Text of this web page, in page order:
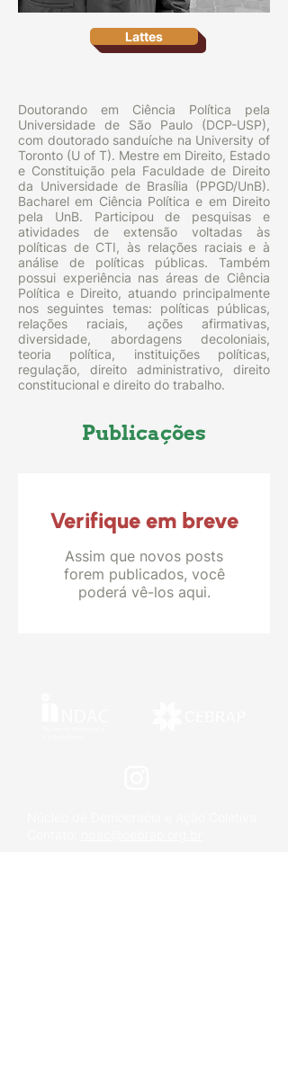
Lattes
Doutorando em Ciência Política pela
Universidade de São Paulo (DCP-USP),
com doutorado sanduíche na University of
Toronto (U of T). Mestre em Direito, Estado
e Constituição pela Faculdade de Direito
da Universidade de Brasília (PPGD/UnB).
Bacharel em Ciência Política e em Direito
pela UnB. Participou de pesquisas e
atividades de extensão voltadas às
políticas de CTI, às relações raciais e à
análise de políticas públicas. Também
possui experiência nas áreas de Ciência
Política e Direito, atuando principalmente
nos seguintes temas: políticas públicas,
relações raciais, ações afirmativas,
diversidade, abordagens decoloniais,
teoria política, instituições políticas,
regulação, direito administrativo, direito
constitucional e direito do trabalho.
Publicações
Verifique em breve
Assim que novos posts
forem publicados, você
poderá vê-los aqui.